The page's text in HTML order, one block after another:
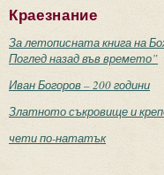
Краезнание
За летописната книга на
Поглед назад във времето”
Иван Богоров – 200 години
Златното съкровище и
чети по-нататък